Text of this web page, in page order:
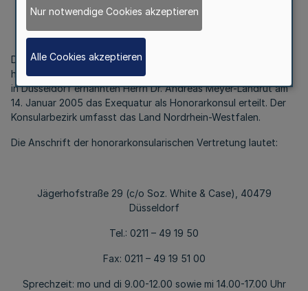
- IV.4 01.35-3/04 -
Die Bundesregierung hat dem zum Leiter der
honorarkonsularischen Vertretung des Königreichs Dänemark
in Düsseldorf ernannten Herrn Dr. Andreas Meyer-Landrut am
14. Januar 2005 das Exequatur als Honorarkonsul erteilt. Der
Konsularbezirk umfasst das Land Nordrhein-Westfalen.
Die Anschrift der honorarkonsularischen Vertretung lautet:
Jägerhofstraße 29 (c/o Soz. White & Case), 40479
Düsseldorf
Tel.: 0211 – 49 19 50
Fax: 0211 – 49 19 51 00
Sprechzeit: mo und di 9.00-12.00 sowie mi 14.00-17.00 Uhr
Nur notwendige Cookies akzeptieren
Alle Cookies akzeptieren